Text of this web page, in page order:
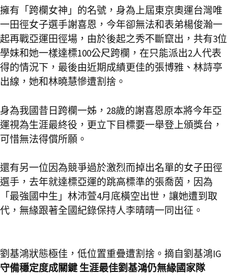
擁有「跨欄女神」的名號，身為上屆東京奧運台灣唯
一田徑女子選手謝喜恩，今年卻無法和表弟楊俊瀚一
起再戰亞運田徑場，由於後起之秀不斷竄出，共有3位
學妹和她一樣達標100公尺跨欄，在只能派出2人代表
得的情況下，最後由近期成績更佳的張博雅、林詩亭
出線，她和林曉慧慘遭割捨。
身為我國昔日跨欄一姊，28歲的謝喜恩原本將今年亞
運視為生涯最終役，更立下目標要一舉登上頒獎台，
可惜無法得償所願。
還有另一位因為競爭過於激烈而掉出名單的女子田徑
選手，去年就達標亞運的跳高標準的張喬茵，因為
「最強國中生」林沛萱4月底橫空出世，讓她遭到取
代，無緣跟著全國紀錄保持人李晴晴一同出征。
劉基鴻狀態極佳，低位置重疊遭割捨。摘自劉基鴻IG
守備穩定度成關鍵 生涯最佳劉基鴻仍無緣國家隊